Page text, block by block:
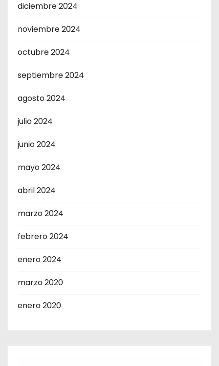
diciembre 2024
noviembre 2024
octubre 2024
septiembre 2024
agosto 2024
julio 2024
junio 2024
mayo 2024
abril 2024
marzo 2024
febrero 2024
enero 2024
marzo 2020
enero 2020